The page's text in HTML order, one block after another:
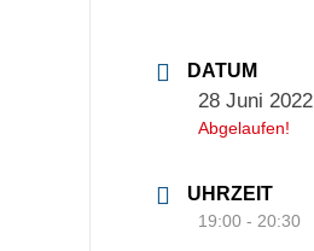
DATUM
28 Juni 2022
Abgelaufen!
UHRZEIT
19:00 - 20:30